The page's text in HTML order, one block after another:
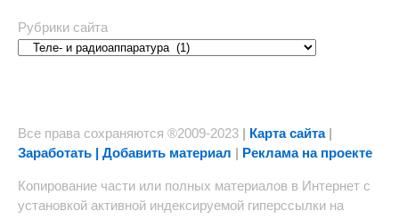
Рубрики сайта
Все права сохраняются ®2009-2023 | Карта сайта|
Заработать | Добавить материал | Реклама на проекте
Копирование части или полных материалов в Интернет с
установкой активной индексируемой гиперссылки на